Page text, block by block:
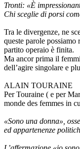
Tronti: «È
Chi sceglie di porsi
Tra le divergenze, ne
queste parole
partito operaio è finita.
Ma ancor prima il
dell’agire singolare e
ALAIN TOURAINE
Per Touraine ( e per
monde des femmes in
«Sono una donna»,
ed appartenenze